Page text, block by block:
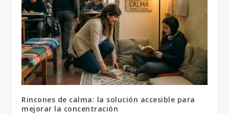
Rincones de calma: la solución accesible para
mejorar la concentración